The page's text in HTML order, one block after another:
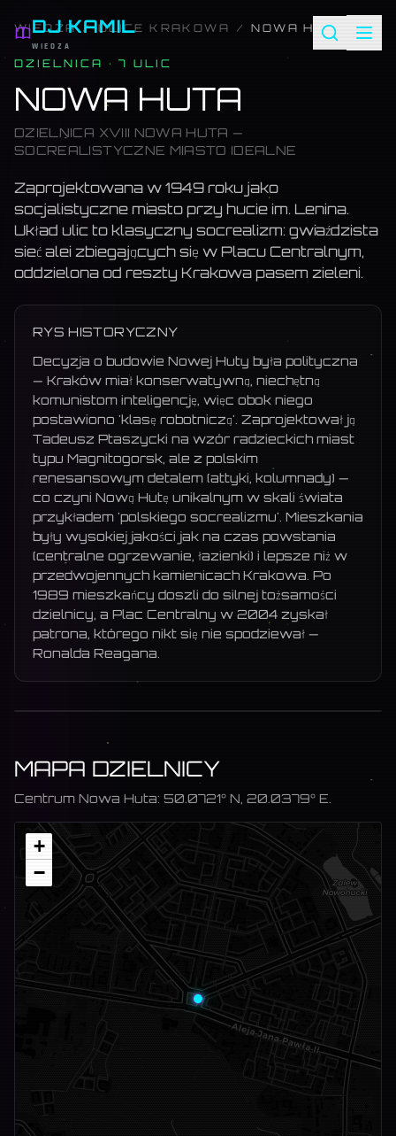
DJ KAMIL
WIEDZA
WIEDZA / ULICE KRAKOWA / NOWA HUTA
DZIELNICA · 7 ULIC
NOWA HUTA
DZIELNICA XVIII NOWA HUTA —
SOCREALISTYCZNE MIASTO IDEALNE
Zaprojektowana w 1949 roku jako
socjalistyczne miasto przy hucie im. Lenina.
Układ ulic to klasyczny socrealizm: gwiaździsta
sieć alei zbiegających się w Placu Centralnym,
oddzielona od reszty Krakowa pasem zieleni.
RYS HISTORYCZNY
Decyzja o budowie Nowej Huty była polityczna
— Kraków miał konserwatywną, niechętną
komunistom inteligencję, więc obok niego
postawiono 'klasę robotniczą'. Zaprojektował ją
Tadeusz Ptaszycki na wzór radzieckich miast
typu Magnitogorsk, ale z polskim
renesansowym detalem (attyki, kolumnady) —
co czyni Nową Hutę unikalnym w skali świata
przykładem 'polskiego socrealizmu'. Mieszkania
były wysokiej jakości jak na czas powstania
(centralne ogrzewanie, łazienki) i lepsze niż w
przedwojennych kamienicach Krakowa. Po
1989 mieszkańcy doszli do silnej tożsamości
dzielnicy, a Plac Centralny w 2004 zyskał
patrona, którego nikt się nie spodziewał —
Ronalda Reagana.
MAPA DZIELNICY
Centrum Nowa Huta: 50.0721° N, 20.0379° E.
+
−